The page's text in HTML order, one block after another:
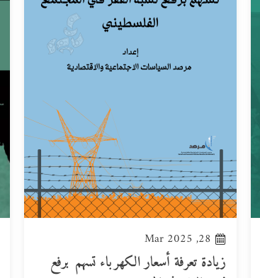
28, Mar 2025
زيادة تعرفة أسعار الكهرباء تسهم برفع